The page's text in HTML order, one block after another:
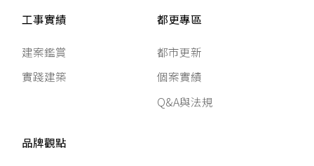
工事實績
建案鑑賞
實踐建築
都更專區
都市更新
個案實績
Q&A與法規
品牌觀點